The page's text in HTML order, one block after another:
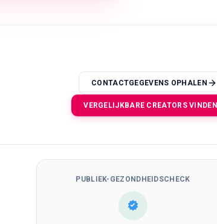
CONTACTGEGEVENS OPHALEN
VERGELIJKBARE CREATORS VINDEN
PUBLIEK-GEZONDHEIDSCHECK